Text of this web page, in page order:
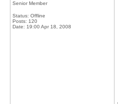
Senior Member
Status: Offline
Posts: 120
Date: 19:00 Apr 18, 2008